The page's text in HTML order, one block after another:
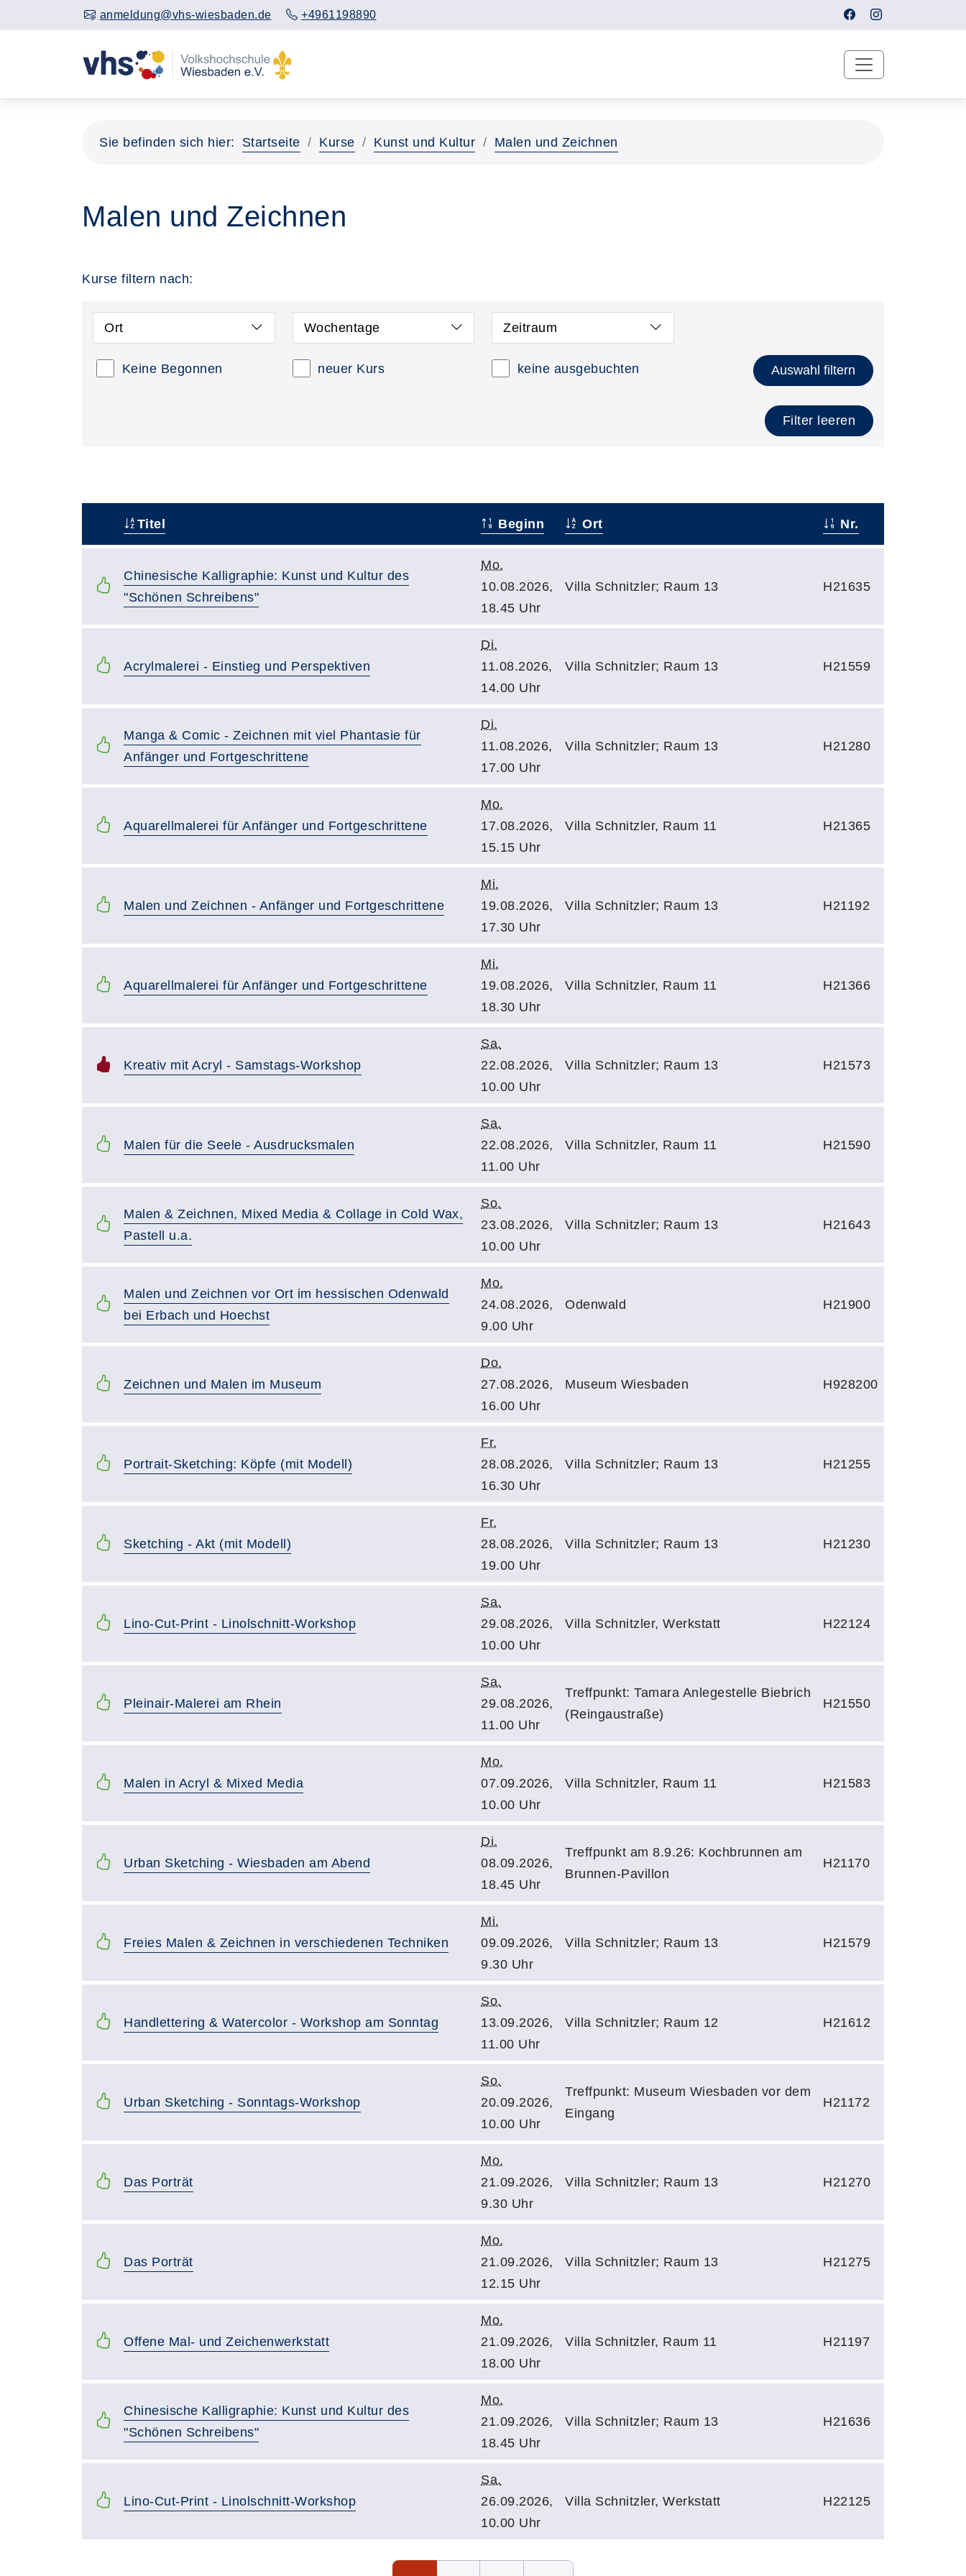
anmeldung@vhs-wiesbaden.de +4961198890
Sie befinden sich hier: Startseite Kurse Kunst und Kultur Malen und Zeichnen
Malen und Zeichnen
Kurse filtern nach:
Ort Wochentage Zeitraum
Keine Begonnen neuer Kurs keine ausgebuchten Auswahl filtern
Filter leeren
Titel Beginn Ort Nr.
Chinesische Kalligraphie: Kunst und Kultur des
"Schönen Schreibens"
Mo.
10.08.2026,
18.45 Uhr
Villa Schnitzler; Raum 13 H21635
Acrylmalerei - Einstieg und Perspektiven
Di.
11.08.2026,
14.00 Uhr
Villa Schnitzler; Raum 13 H21559
Manga & Comic - Zeichnen mit viel Phantasie für
Anfänger und Fortgeschrittene
Di.
11.08.2026,
17.00 Uhr
Villa Schnitzler; Raum 13 H21280
Aquarellmalerei für Anfänger und Fortgeschrittene
Mo.
17.08.2026,
15.15 Uhr
Villa Schnitzler, Raum 11 H21365
Malen und Zeichnen - Anfänger und Fortgeschrittene
Mi.
19.08.2026,
17.30 Uhr
Villa Schnitzler; Raum 13 H21192
Aquarellmalerei für Anfänger und Fortgeschrittene
Mi.
19.08.2026,
18.30 Uhr
Villa Schnitzler, Raum 11 H21366
Kreativ mit Acryl - Samstags-Workshop
Sa.
22.08.2026,
10.00 Uhr
Villa Schnitzler; Raum 13 H21573
Malen für die Seele - Ausdrucksmalen
Sa.
22.08.2026,
11.00 Uhr
Villa Schnitzler, Raum 11 H21590
Malen & Zeichnen, Mixed Media & Collage in Cold Wax,
Pastell u.a.
So.
23.08.2026,
10.00 Uhr
Villa Schnitzler; Raum 13 H21643
Malen und Zeichnen vor Ort im hessischen Odenwald
bei Erbach und Hoechst
Mo.
24.08.2026,
9.00 Uhr
Odenwald H21900
Zeichnen und Malen im Museum
Do.
27.08.2026,
16.00 Uhr
Museum Wiesbaden H928200
Portrait-Sketching: Köpfe (mit Modell)
Fr.
28.08.2026,
16.30 Uhr
Villa Schnitzler; Raum 13 H21255
Sketching - Akt (mit Modell)
Fr.
28.08.2026,
19.00 Uhr
Villa Schnitzler; Raum 13 H21230
Lino-Cut-Print - Linolschnitt-Workshop
Sa.
29.08.2026,
10.00 Uhr
Villa Schnitzler, Werkstatt H22124
Pleinair-Malerei am Rhein
Sa.
29.08.2026,
11.00 Uhr
Treffpunkt: Tamara Anlegestelle Biebrich
(Reingaustraße)
H21550
Malen in Acryl & Mixed Media
Mo.
07.09.2026,
10.00 Uhr
Villa Schnitzler, Raum 11 H21583
Urban Sketching - Wiesbaden am Abend
Di.
08.09.2026,
18.45 Uhr
Treffpunkt am 8.9.26: Kochbrunnen am
Brunnen-Pavillon
H21170
Freies Malen & Zeichnen in verschiedenen Techniken
Mi.
09.09.2026,
9.30 Uhr
Villa Schnitzler; Raum 13 H21579
Handlettering & Watercolor - Workshop am Sonntag
So.
13.09.2026,
11.00 Uhr
Villa Schnitzler; Raum 12 H21612
Urban Sketching - Sonntags-Workshop
So.
20.09.2026,
10.00 Uhr
Treffpunkt: Museum Wiesbaden vor dem
Eingang
H21172
Das Porträt
Mo.
21.09.2026,
9.30 Uhr
Villa Schnitzler; Raum 13 H21270
Das Porträt
Mo.
21.09.2026,
12.15 Uhr
Villa Schnitzler; Raum 13 H21275
Offene Mal- und Zeichenwerkstatt
Mo.
21.09.2026,
18.00 Uhr
Villa Schnitzler, Raum 11 H21197
Chinesische Kalligraphie: Kunst und Kultur des
"Schönen Schreibens"
Mo.
21.09.2026,
18.45 Uhr
Villa Schnitzler; Raum 13 H21636
Lino-Cut-Print - Linolschnitt-Workshop
Sa.
26.09.2026,
10.00 Uhr
Villa Schnitzler, Werkstatt H22125